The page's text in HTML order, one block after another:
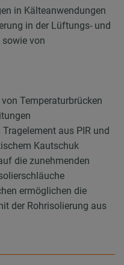
in Kälteanwendungen
in der Lüftungs- und
von
Temperaturbrücken
aus PIR und
Kautschuk
die zunehmenden
ermöglichen die
der Rohrisolierung aus